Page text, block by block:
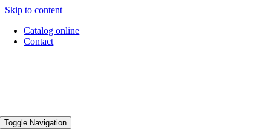
Skip to content
Catalog online
Contact
Toggle Navigation